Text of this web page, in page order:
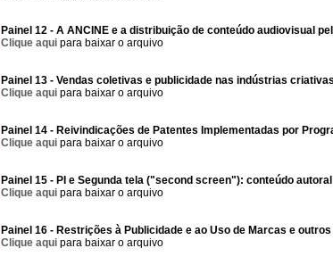
Painel 12 - A ANCINE e a distribuição de conteúdo audiovisual
Clique aquipara baixar o arquivo
Painel 13 - Vendas coletivas e publicidade nas indústrias criativas
Clique aquipara baixar o arquivo
Painel 14 - Reivindicações de Patentes Implementadas por
Clique aquipara baixar o arquivo
Painel 15 - PI e Segunda tela ("second screen"): conteúdo
Clique aquipara baixar o arquivo
Painel 16 - Restrições à Publicidade e ao Uso de Marcas e
Clique aquipara baixar o arquivo